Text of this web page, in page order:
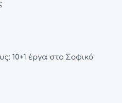
10+1 έργα στο Σοφικό